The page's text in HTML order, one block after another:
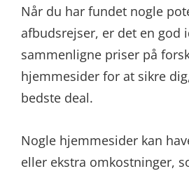
Når du har fundet nogle
afbudsrejser, er det en god
sammenligne priser på
hjemmesider for at sikre
bedste deal.
Nogle hjemmesider kan
eller ekstra omkostninger,